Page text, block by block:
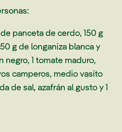
panceta de cerdo, 150 g
g de longaniza blanca y
negro, 1 tomate maduro,
camperos, medio vasito
de sal, azafrán al gusto y 1